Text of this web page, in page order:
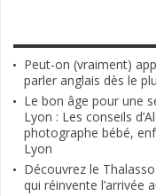
Peut-on (vraiment)
parler anglais dès le
Le bon âge pour une
Lyon : Les conseils
photographe bébé,
Lyon
Découvrez le
qui réinvente l’arrivée